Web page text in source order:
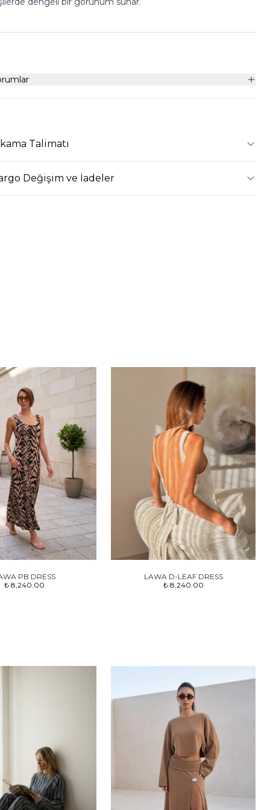
Talimatı
Değişim ve İadeler
PB DRESS
₺ 8,240.00
LAWA D-LEAF DRESS
₺ 8,240.00